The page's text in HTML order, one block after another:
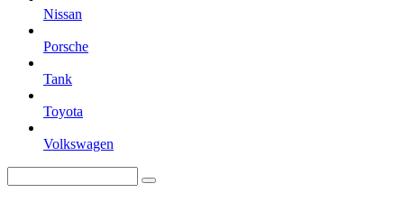
Nissan
Porsche
Tank
Toyota
Volkswagen